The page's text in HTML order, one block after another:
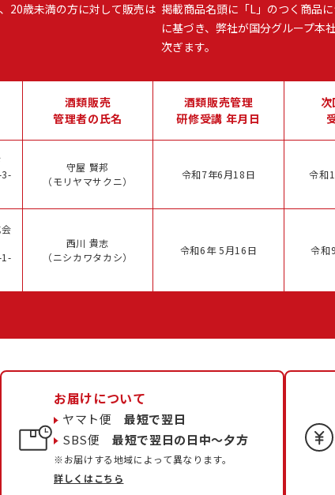
20歳未満の方に対して販売は 掲載商品名頭に「L」のつく商品
に基づき、弊社が国分グループ本
次ぎます。
酒類販売
管理者の氏名
酒類販売管理
研修受講 年月日
3-
守屋 賢邦
（モリヤマサクニ）
令和7年6月18日 令和
1-
西川 貴志
（ニシカワタカシ）
令和6年 5月16日 令和
お届けについて
ヤマト便最短で翌日
SBS便最短で翌日の日中〜夕方
※お届けする地域によって異なります。
詳しくはこちら